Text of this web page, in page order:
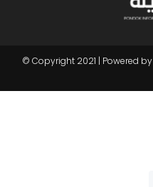
© Copyright 2021 | Powered by